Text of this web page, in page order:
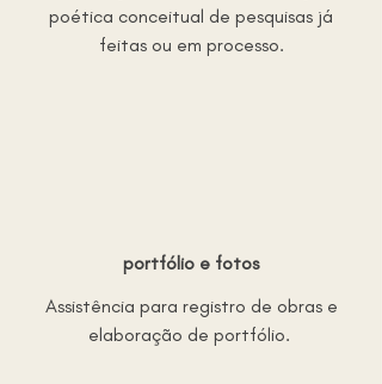
poética conceitual de pesquisas já
feitas ou em processo.
portfólio e fotos
Assistência para registro de obras e
elaboração de portfólio.